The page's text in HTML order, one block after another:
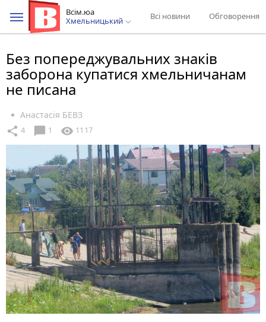
Всім.юа
Хмельницький
Всі новини Обговорення
Без попереджувальних знаків
заборона купатися хмельничанам
не писана
Анастасія БЕВЗ
share 4 chat_bubble 1 visibility 1117